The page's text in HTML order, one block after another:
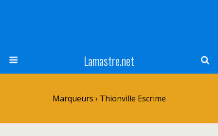
Lamastre.net
Marqueurs › Thionville Escrime